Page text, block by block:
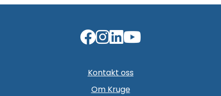
Kontakt oss
Om Kruge